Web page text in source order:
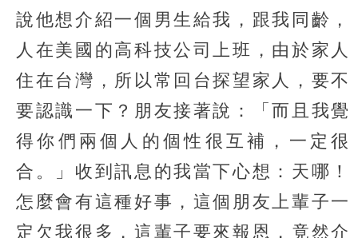
說他想介紹一個男生給我，跟我同齡，
人在美國的高科技公司上班，由於家人
住在台灣，所以常回台探望家人，要不
要認識一下？朋友接著說：「而且我覺
得你們兩個人的個性很互補，一定很
合。」收到訊息的我當下心想：天哪！
怎麼會有這種好事，這個朋友上輩子一
定欠我很多，這輩子要來報恩，竟然介